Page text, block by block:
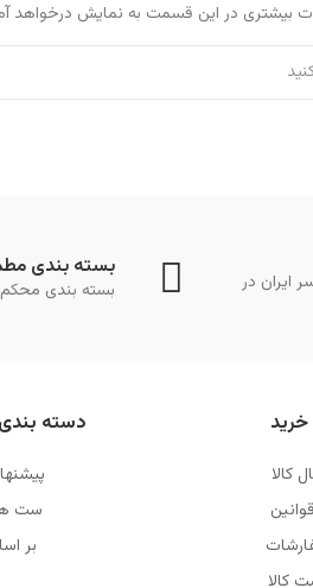
بیشتری در این قسمت به نمایش درخواهد
ایران در
بسته بندی
بسته بندی
خرید
کالا
کالا
دسته
ست
بر